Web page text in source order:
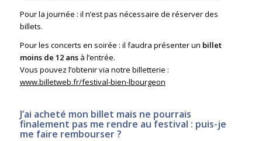
Pour la journée : il n’est pas nécessaire de réserver des
billets.
Pour les concerts en soirée : il faudra présenter un billet
moins de 12 ansà l’entrée.
Vous pouvez l’obtenir via notre billetterie :
www.billetweb.fr/festival-bien-lbourgeon
J’ai acheté mon billet mais ne pourrais
finalement pas me rendre au festival : puis-je
me faire rembourser ?